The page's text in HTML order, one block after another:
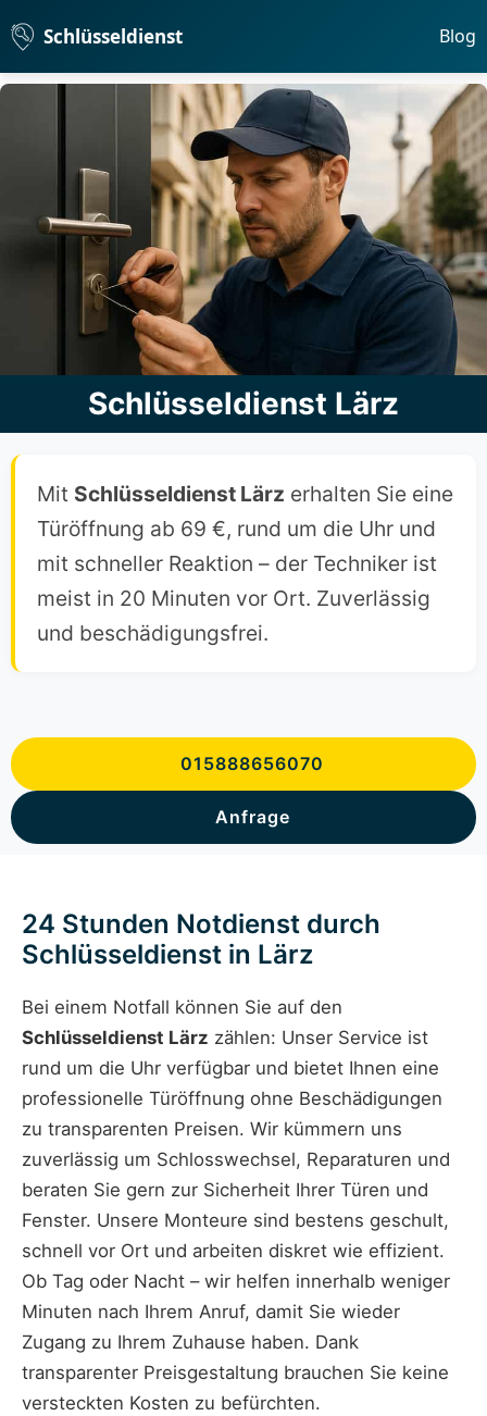
Schlüsseldienst Blog
Schlüsseldienst Lärz
Mit Schlüsseldienst Lärz erhalten Sie eine
Türöffnung ab 69 €, rund um die Uhr und
mit schneller Reaktion – der Techniker ist
meist in 20 Minuten vor Ort. Zuverlässig
und beschädigungsfrei.
015888656070
Anfrage
24 Stunden Notdienst durch
Schlüsseldienst in Lärz
Bei einem Notfall können Sie auf den
Schlüsseldienst Lärz zählen: Unser Service ist
rund um die Uhr verfügbar und bietet Ihnen eine
professionelle Türöffnung ohne Beschädigungen
zu transparenten Preisen. Wir kümmern uns
zuverlässig um Schlosswechsel, Reparaturen und
beraten Sie gern zur Sicherheit Ihrer Türen und
Fenster. Unsere Monteure sind bestens geschult,
schnell vor Ort und arbeiten diskret wie effizient.
Ob Tag oder Nacht – wir helfen innerhalb weniger
Minuten nach Ihrem Anruf, damit Sie wieder
Zugang zu Ihrem Zuhause haben. Dank
transparenter Preisgestaltung brauchen Sie keine
versteckten Kosten zu befürchten.